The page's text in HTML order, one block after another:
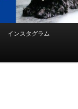
インスタグラム